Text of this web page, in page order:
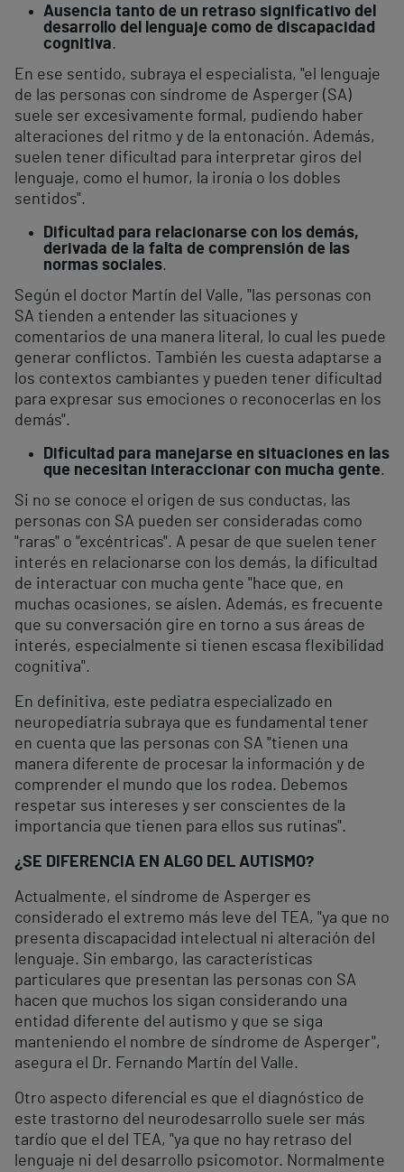
Ausencia tanto de un retraso significativo del
desarrollo del lenguaje como de discapacidad
cognitiva.
En ese sentido, subraya el especialista, "el lenguaje
de las personas con síndrome de Asperger (SA)
suele ser excesivamente formal, pudiendo haber
alteraciones del ritmo y de la entonación. Además,
suelen tener dificultad para interpretar giros del
lenguaje, como el humor, la ironía o los dobles
sentidos".
Dificultad para relacionarse con los demás,
derivada de la falta de comprensión de las
normas sociales.
Según el doctor Martín del Valle, "las personas con
SA tienden a entender las situaciones y
comentarios de una manera literal, lo cual les puede
generar conflictos. También les cuesta adaptarse a
los contextos cambiantes y pueden tener dificultad
para expresar sus emociones o reconocerlas en los
demás".
Dificultad para manejarse en situaciones en las
que necesitan interaccionar con mucha gente.
Si no se conoce el origen de sus conductas, las
personas con SA pueden ser consideradas como
"raras" o "excéntricas". A pesar de que suelen tener
interés en relacionarse con los demás, la dificultad
de interactuar con mucha gente "hace que, en
muchas ocasiones, se aíslen. Además, es frecuente
que su conversación gire en torno a sus áreas de
interés, especialmente si tienen escasa flexibilidad
cognitiva".
En definitiva, este pediatra especializado en
neuropediatría subraya que es fundamental tener
en cuenta que las personas con SA "tienen una
manera diferente de procesar la información y de
comprender el mundo que los rodea. Debemos
respetar sus intereses y ser conscientes de la
importancia que tienen para ellos sus rutinas".
¿SE DIFERENCIA EN ALGO DEL AUTISMO?
Actualmente, el síndrome de Asperger es
considerado el extremo más leve del TEA, "ya que no
presenta discapacidad intelectual ni alteración del
lenguaje. Sin embargo, las características
particulares que presentan las personas con SA
hacen que muchos los sigan considerando una
entidad diferente del autismo y que se siga
manteniendo el nombre de síndrome de Asperger",
asegura el Dr. Fernando Martín del Valle.
Otro aspecto diferencial es que el diagnóstico de
este trastorno del neurodesarrollo suele ser más
tardío que el del TEA, "ya que no hay retraso del
lenguaje ni del desarrollo psicomotor. Normalmente